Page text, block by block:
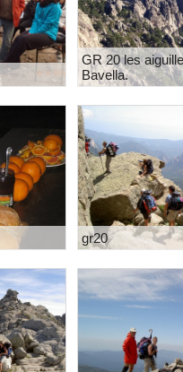
GR 20 les
Bavella.
gr20